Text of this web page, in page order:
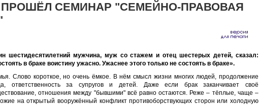
СЕМИНАР "СЕМЕЙНО-ПРАВОВАЯ
шестидесятилетний мужчина, муж со стажем и отец шестерых детей, сказал:
в браке воистину ужасно. Ужаснее этого только не состоять в браке».
Слово короткое, но очень ёмкое. В нём смысл жизни многих людей, продолжение
ответственность за супругов и детей. Даже если брак заканчивает своё
отношения между "бывшими" всё равно остаются. Реже – тёплые, чаще –
на открытый вооружённый конфликт противоборствующих сторон или холодную